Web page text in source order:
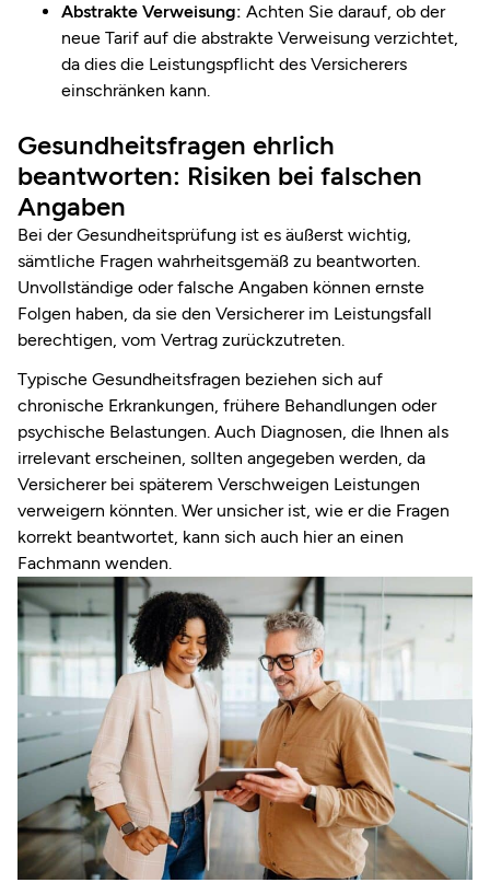
Abstrakte Verweisung: Achten Sie darauf, ob der
neue Tarif auf die abstrakte Verweisung verzichtet,
da dies die Leistungspflicht des Versicherers
einschränken kann.
Gesundheitsfragen ehrlich
beantworten: Risiken bei falschen
Angaben
Bei der Gesundheitsprüfung ist es äußerst wichtig,
sämtliche Fragen wahrheitsgemäß zu beantworten.
Unvollständige oder falsche Angaben können ernste
Folgen haben, da sie den Versicherer im Leistungsfall
berechtigen, vom Vertrag zurückzutreten.
Typische Gesundheitsfragen beziehen sich auf
chronische Erkrankungen, frühere Behandlungen oder
psychische Belastungen. Auch Diagnosen, die Ihnen als
irrelevant erscheinen, sollten angegeben werden, da
Versicherer bei späterem Verschweigen Leistungen
verweigern könnten. Wer unsicher ist, wie er die Fragen
korrekt beantwortet, kann sich auch hier an einen
Fachmann wenden.